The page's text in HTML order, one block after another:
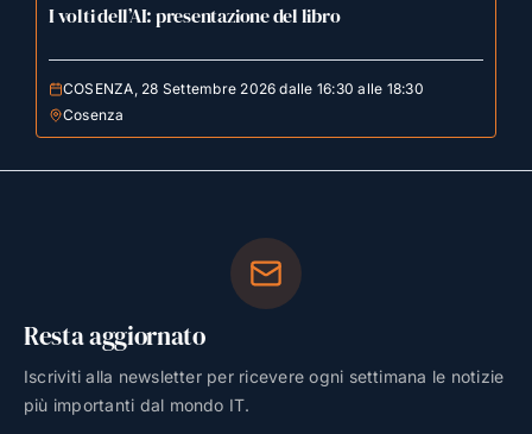
I volti dell’AI: presentazione del libro
COSENZA, 28 Settembre 2026 dalle 16:30 alle 18:30
Cosenza
Resta aggiornato
Iscriviti alla newsletter per ricevere ogni settimana le notizie
più importanti dal mondo IT.